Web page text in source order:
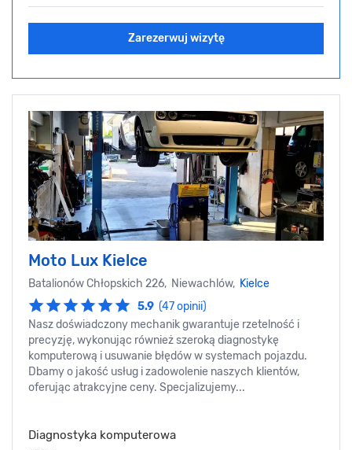
Zarezerwuj wizytę
Moto Lux Kielce
Batalionów Chłopskich 226, Niewachlów, Kielce
5.9 (47 opinii)
Nasz doświadczony mechanik gwarantuje rzetelność i
precyzję, wykonując również szeroką diagnostykę
komputerową i usuwanie błędów w systemach pojazdu.
Dbamy o jakość usług i zadowolenie naszych klientów,
oferując atrakcyjne ceny. Specjalizujemy...
Diagnostyka komputerowa